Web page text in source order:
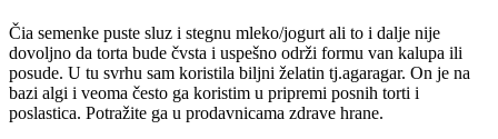
Čia semenke puste sluz i stegnu mleko/jogurt ali to i dalje nije
dovoljno da torta bude čvsta i uspešno održi formu van kalupa ili
posude. U tu svrhu sam koristila biljni želatin tj.agaragar. On je na
bazi algi i veoma često ga koristim u pripremi posnih torti i
poslastica. Potražite ga u prodavnicama zdrave hrane.